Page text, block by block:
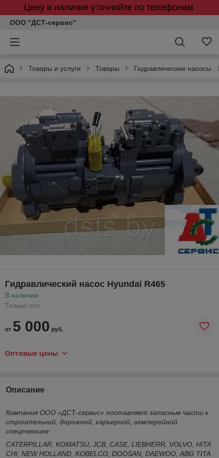
Цену и наличие уточняйте по телефонам
ООО "ДСТ-сервис"
Товары и услуги Товары Гидравлические насосы
Гидравлический насос Hyundai R465
В наличии
Только опт
от 5 000 руб.
Оптовые цены
Описание
Компания ООО «ДСТ-сервис» поставляет запасные части к
строительной, дорожной, карьерной, землеройной
спецтехнике:
CATERPILLAR KOMATSU JCB CASE, LIEBHERR VOLVO HITA
CHI NEW HOLLAND KOBELCO DOOSAN DAEWOO ABG TITA